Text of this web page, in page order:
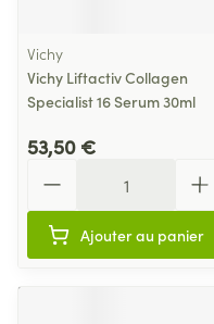
Vichy
Vichy Liftactiv Collagen
Specialist 16 Serum 30ml
53,50 €
Ajouter au panier